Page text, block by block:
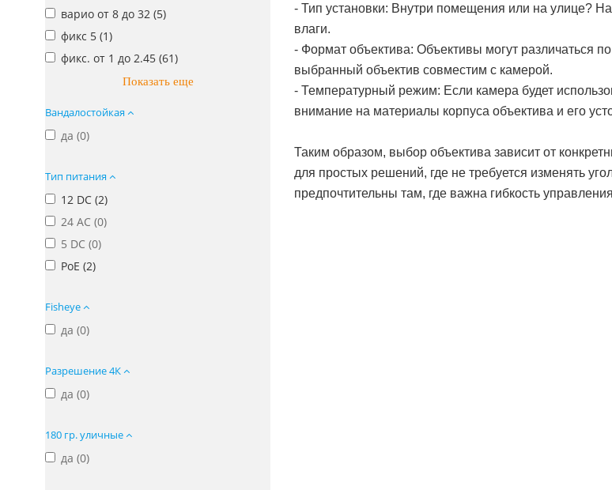
варио от 8 до 32 (5)
фикс 5 (1)
фикс. от 1 до 2.45 (61)
Показать еще
Вандалостойкая
да (0)
Тип питания
12 DC (2)
24 AC (0)
5 DC (0)
PoE (2)
Fisheye
да (0)
Разрешение 4К
да (0)
180 гр. уличные
да (0)
- Тип установки: Внутри помещения или на улице?
влаги.
- Формат объектива: Объективы могут различаться
выбранный объектив совместим с камерой.
- Температурный режим: Если камера будет
внимание на материалы корпуса объектива и его
Таким образом, выбор объектива зависит от
для простых решений, где не требуется изменять
предпочтительны там, где важна гибкость